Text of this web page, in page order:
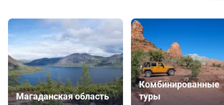
Магаданская область
Комбинированные
туры